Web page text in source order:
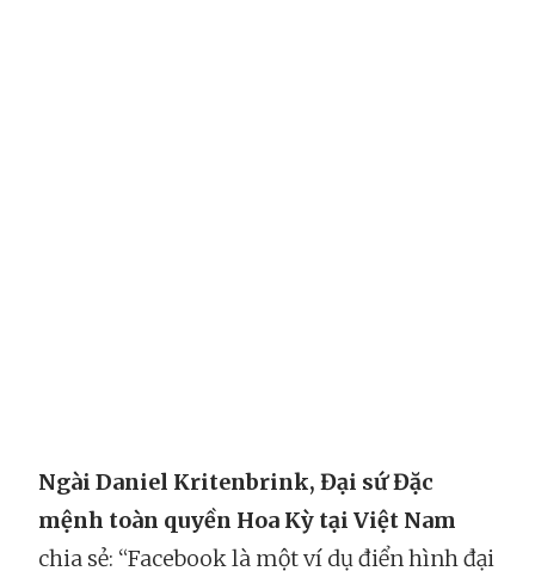
Ngài Daniel Kritenbrink, Đại sứ Đặc
mệnh toàn quyền Hoa Kỳ tại Việt Nam
chia sẻ: “Facebook là một ví dụ điển hình đại